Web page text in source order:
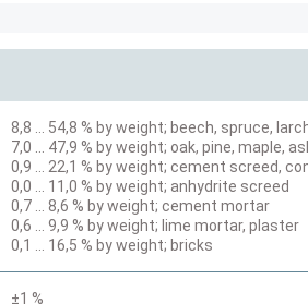
8,8 … 54,8 % by weight; beech, spruce,
7,0 … 47,9 % by weight; oak, pine, maple,
0,9 … 22,1 % by weight; cement screed,
0,0 … 11,0 % by weight; anhydrite screed
0,7 … 8,6 % by weight; cement mortar
0,6 … 9,9 % by weight; lime mortar, plaster
0,1 … 16,5 % by weight; bricks
±1 %